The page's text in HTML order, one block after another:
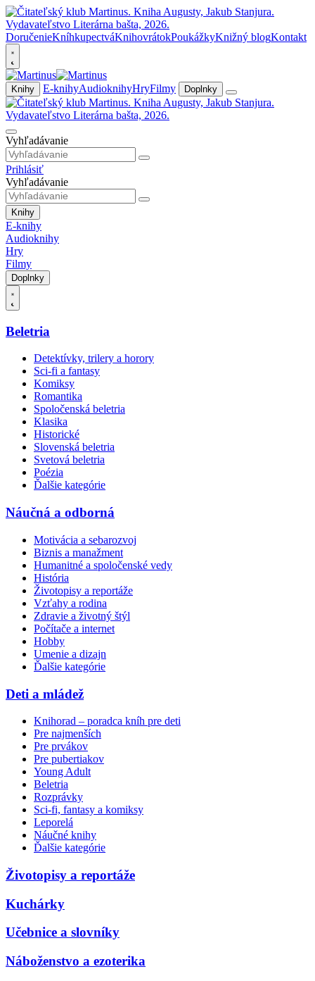
DoručenieKníhkupectváKnihovrátokPoukážkyKnižný blogKontakt
Knihy E-knihyAudioknihyHryFilmy Doplnky
Vyhľadávanie
Prihlásiť
Vyhľadávanie
Knihy
E-knihy
Audioknihy
Hry
Filmy
Doplnky
Beletria
Detektívky, trilery a horory
Sci-fi a fantasy
Komiksy
Romantika
Spoločenská beletria
Klasika
Historické
Slovenská beletria
Svetová beletria
Poézia
Ďalšie kategórie
Náučná a odborná
Motivácia a sebarozvoj
Biznis a manažment
Humanitné a spoločenské vedy
História
Životopisy a reportáže
Vzťahy a rodina
Zdravie a životný štýl
Počítače a internet
Hobby
Umenie a dizajn
Ďalšie kategórie
Deti a mládež
Knihorad – poradca kníh pre deti
Pre najmenších
Pre prvákov
Pre pubertiakov
Young Adult
Beletria
Rozprávky
Sci-fi, fantasy a komiksy
Leporelá
Náučné knihy
Ďalšie kategórie
Životopisy a reportáže
Kuchárky
Učebnice a slovníky
Náboženstvo a ezoterika